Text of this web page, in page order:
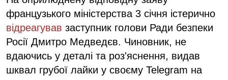
французького міністерства 3 січня істерично
відреагував заступник голови Ради безпеки
Росії Дмитро Медведєв. Чиновник, не
вдаючись у деталі та роз'яснення, видав
шквал грубої лайки у своєму Telegram на